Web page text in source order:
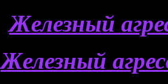
Железный
Железный